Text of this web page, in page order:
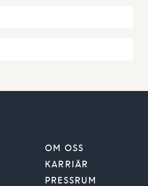
OM OSS
KARRIÄR
PRESSRUM